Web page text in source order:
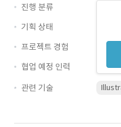
진행 분류
기획 상태
프로젝트 경험
협업 예정 인력
관련 기술